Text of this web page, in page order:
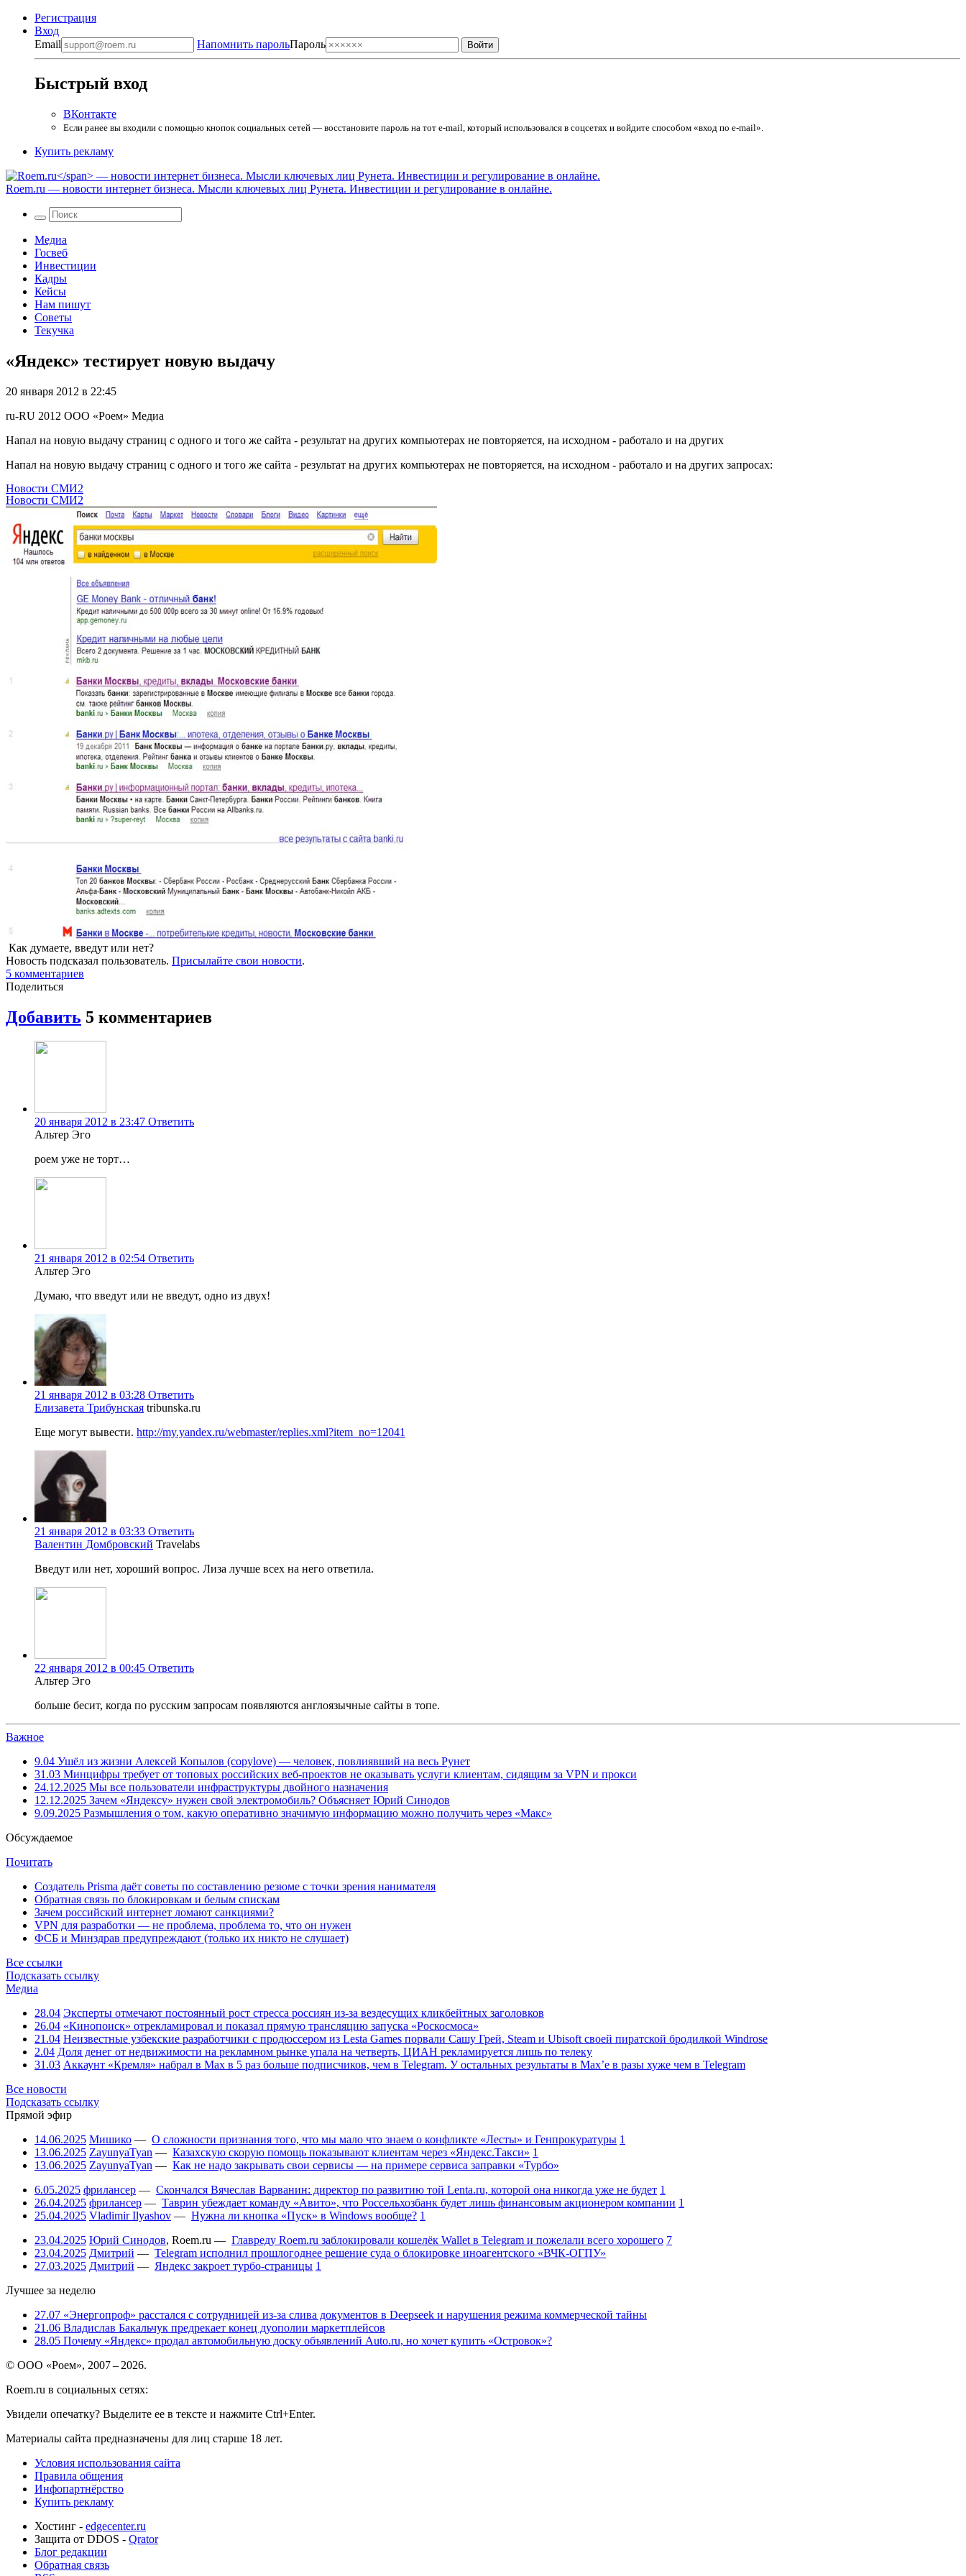
Регистрация
Вход
Email
Напомнить парольПароль
Быстрый вход
ВКонтакте
Если ранее вы входили с помощью кнопок социальных сетей — восстановите пароль на тот e-mail, который использовался в соцсетях и войдите способом «вход по e-mail».
Купить рекламу
Roem.ru — новости интернет бизнеса. Мысли ключевых лиц Рунета. Инвестиции и регулирование в онлайне.
Медиа
Госвеб
Инвестиции
Кадры
Кейсы
Нам пишут
Советы
Текучка
«Яндекс» тестирует новую выдачу
20 января 2012 в 22:45
ru-RU 2012 ООО «Роем» Медиа
Напал на новую выдачу страниц с одного и того же сайта - результат на других компьютерах не повторяется, на исходном - работало и на других
Напал на новую выдачу страниц с одного и того же сайта - результат на других компьютерах не повторяется, на исходном - работало и на других запросах:
Новости СМИ2
Новости СМИ2
Как думаете, введут или нет?
Новость подсказал пользователь. Присылайте свои новости.
5 комментариев
Поделиться
Добавить 5 комментариев
20 января 2012 в 23:47 Ответить
Альтер Эго
роем уже не торт…
21 января 2012 в 02:54 Ответить
Альтер Эго
Думаю, что введут или не введут, одно из двух!
21 января 2012 в 03:28 Ответить
Елизавета Трибунская tribunska.ru
Еще могут вывести. http://my.yandex.ru/webmaster/replies.xml?item_no=12041
21 января 2012 в 03:33 Ответить
Валентин Домбровский Travelabs
Введут или нет, хороший вопрос. Лиза лучше всех на него ответила.
22 января 2012 в 00:45 Ответить
Альтер Эго
больше бесит, когда по русским запросам появляются англоязычные сайты в топе.
Важное
9.04 Ушёл из жизни Алексей Копылов (copylove) — человек, повлиявший на весь Рунет
31.03 Минцифры требует от топовых российских веб-проектов не оказывать услуги клиентам, сидящим за VPN и прокси
24.12.2025 Мы все пользователи инфраструктуры двойного назначения
12.12.2025 Зачем «Яндексу» нужен свой электромобиль? Объясняет Юрий Синодов
9.09.2025 Размышления о том, какую оперативно значимую информацию можно получить через «Макс»
Обсуждаемое
Почитать
Создатель Prisma даёт советы по составлению резюме с точки зрения нанимателя
Обратная связь по блокировкам и белым спискам
Зачем российский интернет ломают санкциями?
VPN для разработки — не проблема, проблема то, что он нужен
ФСБ и Минздрав предупреждают (только их никто не слушает)
Все ссылки
Подсказать ссылку
Медиа
28.04 Эксперты отмечают постоянный рост стресса россиян из-за вездесущих кликбейтных заголовков
26.04 «Кинопоиск» отрекламировал и показал прямую трансляцию запуска «Роскосмоса»
21.04 Неизвестные узбекские разработчики с продюссером из Lesta Games порвали Сашу Грей, Steam и Ubisoft своей пиратской бродилкой Windrose
2.04 Доля денег от недвижимости на рекламном рынке упала на четверть, ЦИАН рекламируется лишь по телеку
31.03 Аккаунт «Кремля» набрал в Max в 5 раз больше подписчиков, чем в Telegram. У остальных результаты в Max’е в разы хуже чем в Telegram
Все новости
Подсказать ссылку
Прямой эфир
14.06.2025 Мишико — О сложности признания того, что мы мало что знаем о конфликте «Лесты» и Генпрокуратуры 1
13.06.2025 ZayunyaTyan — Казахскую скорую помощь показывают клиентам через «Яндекс.Такси» 1
13.06.2025 ZayunyaTyan — Как не надо закрывать свои сервисы — на примере сервиса заправки «Турбо»
6.05.2025 фрилансер — Скончался Вячеслав Варванин: директор по развитию той Lenta.ru, которой она никогда уже не будет 1
26.04.2025 фрилансер — Таврин убеждает команду «Авито», что Россельхозбанк будет лишь финансовым акционером компании 1
25.04.2025 Vladimir Ilyashov — Нужна ли кнопка «Пуск» в Windows вообще? 1
23.04.2025 Юрий Синодов, Roem.ru — Главреду Roem.ru заблокировали кошелёк Wallet в Telegram и пожелали всего хорошего 7
23.04.2025 Дмитрий — Telegram исполнил прошлогоднее решение суда о блокировке иноагентского «ВЧК-ОГПУ»
27.03.2025 Дмитрий — Яндекс закроет турбо-страницы 1
Лучшее за неделю
27.07 «Энергопроф» расстался с сотрудницей из-за слива документов в Deepseek и нарушения режима коммерческой тайны
21.06 Владислав Бакальчук предрекает конец дуополии маркетплейсов
28.05 Почему «Яндекс» продал автомобильную доску объявлений Auto.ru, но хочет купить «Островок»?
© ООО «Роем», 2007 – 2026.
Roem.ru в социальных сетях:
Увидели опечатку? Выделите ее в тексте и нажмите Ctrl+Enter.
Материалы сайта предназначены для лиц старше 18 лет.
Условия использования сайта
Правила общения
Инфопартнёрство
Купить рекламу
Хостинг - edgecenter.ru
Защита от DDOS - Qrator
Блог редакции
Обратная связь